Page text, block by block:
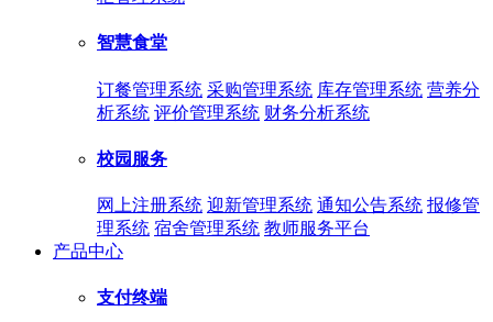
智慧食堂
订餐管理系统 采购管理系统 库存管理系统 营养分
析系统 评价管理系统 财务分析系统
校园服务
网上注册系统 迎新管理系统 通知公告系统 报修管
理系统 宿舍管理系统 教师服务平台
产品中心
支付终端